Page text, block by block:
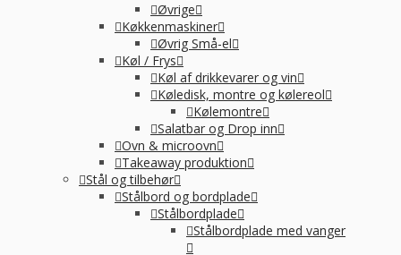
Øvrige
Køkkenmaskiner
Øvrig Små-el
Køl / Frys
Køl af drikkevarer og vin
Køledisk, montre og kølereol
Kølemontre
Salatbar og Drop inn
Ovn & microovn
Takeaway produktion
Stål og tilbehør
Stålbord og bordplade
Stålbordplade
Stålbordplade med vanger